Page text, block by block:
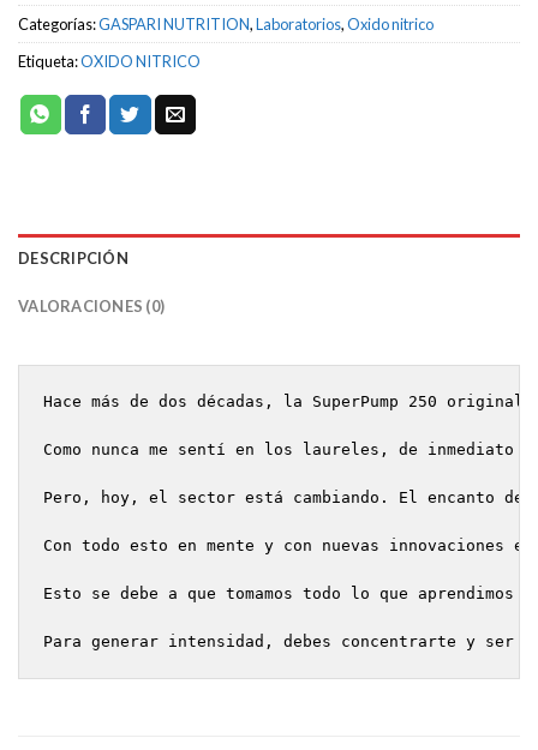
Categorías:GASPARI NUTRITION,Laboratorios,Oxido nitrico
Etiqueta:OXIDO NITRICO
DESCRIPCIÓN
VALORACIONES (0)
Hace más de dos décadas, la SuperPump 250
Como nunca me sentí en los laureles, de inmediato
Pero, hoy, el sector está cambiando. El encanto de
Con todo esto en mente y con nuevas
Esto se debe a que tomamos todo lo que
Para generar intensidad, debes concentrarte y ser